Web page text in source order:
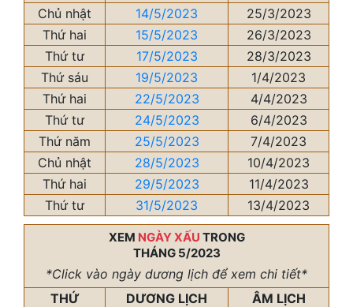
Chủ nhật
14/5/2023
25/3/2023
Thứ hai
15/5/2023
26/3/2023
Thứ tư
17/5/2023
28/3/2023
Thứ sáu
19/5/2023
1/4/2023
Thứ hai
22/5/2023
4/4/2023
Thứ tư
24/5/2023
6/4/2023
Thứ năm
25/5/2023
7/4/2023
Chủ nhật
28/5/2023
10/4/2023
Thứ hai
29/5/2023
11/4/2023
Thứ tư
31/5/2023 13/4/2023
XEM NGÀY XẤU TRONG
THÁNG 5/2023
*Click vào ngày dương lịch để xem chi tiết*
THỨ
DƯƠNG LỊCH
ÂM LỊCH